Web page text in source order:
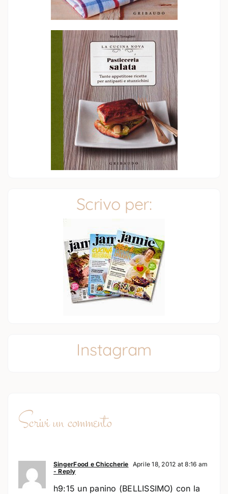
Scrivo per:
Instagram
Scrivi un commento
SingerFood e Chiccherie Aprile 18, 2012 at 8:16 am
- Reply
h9:15 un panino (BELLISSIMO) con la